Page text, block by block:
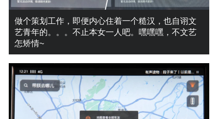
做个策划工作，即便内心住着一个糙汉，也自诩文
艺青年的。。。不止本女一人吧。嘿嘿嘿，不文艺
怎矫情~